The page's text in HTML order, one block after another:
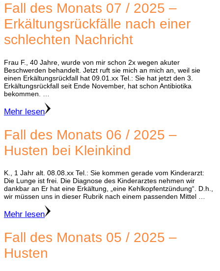
Fall des Monats 07 / 2025 –
Erkältungsrückfälle nach einer
schlechten Nachricht
Frau F., 40 Jahre, wurde von mir schon 2x wegen akuter
Beschwerden behandelt. Jetzt ruft sie mich an mich an, weil sie
einen Erkältungsrückfall hat 09.01.xx Tel.: Sie hat jetzt den 3.
Erkältungsrückfall seit Ende November, hat schon Antibiotika
bekommen. …
Mehr lesen
Fall des Monats 06 / 2025 –
Husten bei Kleinkind
K., 1 Jahr alt. 08.08.xx Tel.: Sie kommen gerade vom Kinderarzt:
Die Lunge ist frei. Die Diagnose des Kinderarztes nehmen wir
dankbar an Er hat eine Erkältung, „eine Kehlkopfentzündung“. D.h.,
wir müssen uns in dieser Rubrik nach einem passenden Mittel …
Mehr lesen
Fall des Monats 05 / 2025 –
Husten